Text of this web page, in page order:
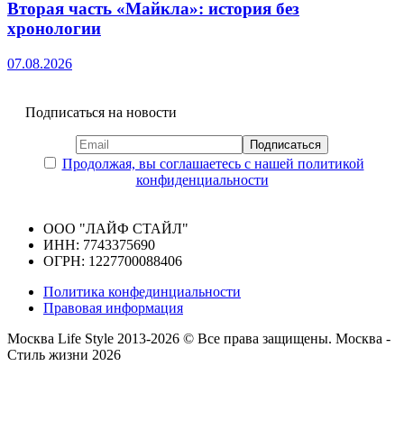
Вторая часть «Майкла»: история без
хронологии
07.08.2026
Подписаться на новости
Продолжая, вы соглашаетесь с нашей политикой
конфиденциальности
ООО "ЛАЙФ СТАЙЛ"
ИНН: 7743375690
ОГРН: 1227700088406
Политика конфединциальности
Правовая информация
Москва Life Style 2013-2026 © Все права защищены. Москва -
Стиль жизни 2026